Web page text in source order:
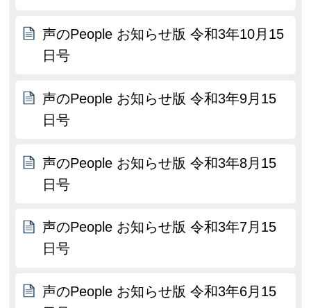
声のPeople お知らせ版 令和3年10月15
日号
声のPeople お知らせ版 令和3年9月15
日号
声のPeople お知らせ版 令和3年8月15
日号
声のPeople お知らせ版 令和3年7月15
日号
声のPeople お知らせ版 令和3年6月15